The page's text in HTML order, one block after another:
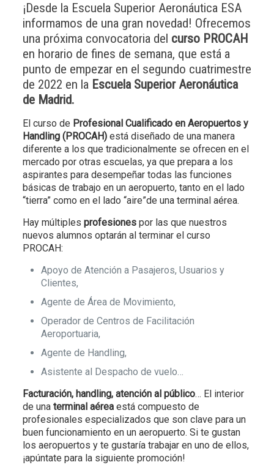
¡Desde la Escuela Superior Aeronáutica ESA
informamos de una gran novedad! Ofrecemos
una próxima convocatoria del curso PROCAH
en horario de fines de semana, que está a
punto de empezar en el segundo cuatrimestre
de 2022 en la Escuela Superior Aeronáutica
de Madrid.
El curso de Profesional Cualificado en Aeropuertos y
Handling (PROCAH)está diseñado de una manera
diferente a los que tradicionalmente se ofrecen en el
mercado por otras escuelas, ya que prepara a los
aspirantes para desempeñar todas las funciones
básicas de trabajo en un aeropuerto, tanto en el lado
“tierra” como en el lado “aire”de una terminal aérea.
Hay múltiples profesiones por las que nuestros
nuevos alumnos optarán al terminar el curso
PROCAH:
Apoyo de Atención a Pasajeros, Usuarios y
Clientes,
Agente de Área de Movimiento,
Operador de Centros de Facilitación
Aeroportuaria,
Agente de Handling,
Asistente al Despacho de vuelo…
Facturación, handling, atención al público… El interior
de una terminal aérea está compuesto de
profesionales especializados que son clave para un
buen funcionamiento en un aeropuerto. Si te gustan
los aeropuertos y te gustaría trabajar en uno de ellos,
¡apúntate para la siguiente promoción!